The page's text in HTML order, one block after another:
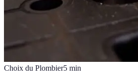
Choix du Plombier5 min